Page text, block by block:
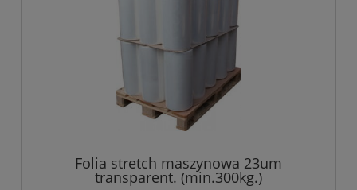
Folia stretch maszynowa 23um
transparent. (min.300kg.)